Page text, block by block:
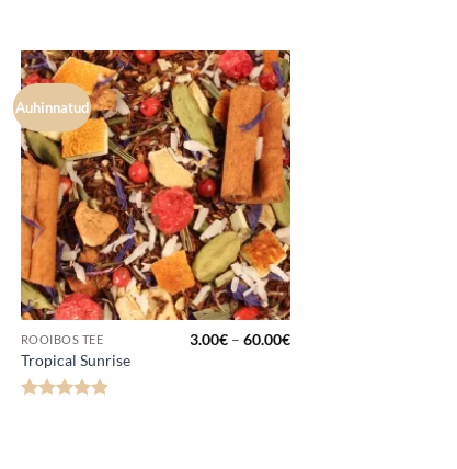
3.50€
kuni
70.00€
Auhinnatud
Lisa
lemmikuks
ROOIBOS TEE
Tropical Sunrise
3.00€ – 60.00€Hinnavahemik: